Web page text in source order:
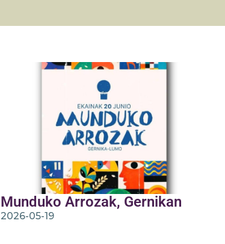
Munduko Arrozak, Gernikan
2026-05-19